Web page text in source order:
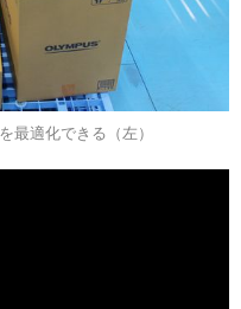
最適化できる（左）